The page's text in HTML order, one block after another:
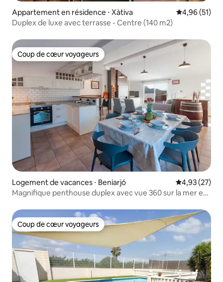
Appartement en résidence ⋅ Xàtiva Évaluation
4,96 (51)
Duplex de luxe avec terrasse - Centre (140 m2)
Coup de cœur voyageurs
Coup de cœur voyageurs
Logement de vacances ⋅ Beniarjó Évaluation
4,93 (27)
Magnifique penthouse duplex avec vue 360 sur la mer et
Coup de cœur voyageurs
Coup de cœur voyageurs